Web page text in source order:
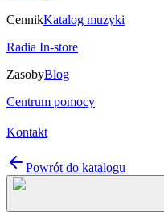
CennikKatalog muzyki
Radia In-store
ZasobyBlog
Centrum pomocy
Kontakt
Powrót do katalogu